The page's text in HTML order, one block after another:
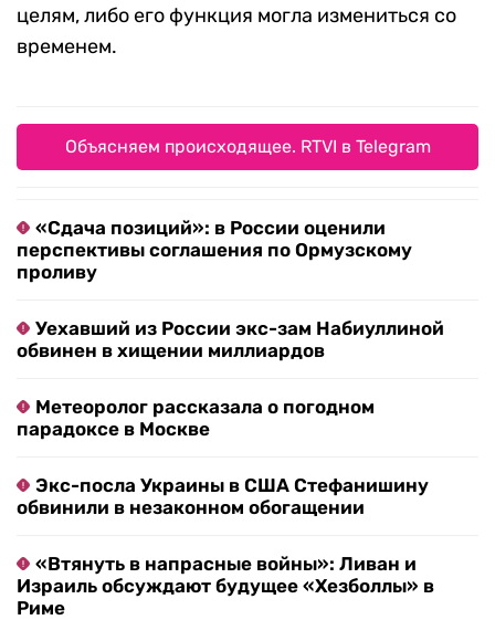
целям, либо его функция могла измениться со
временем.
Объясняем происходящее. RTVI в Telegram
«Сдача позиций»: в России оценили
перспективы соглашения по Ормузскому
проливу
Уехавший из России экс-зам Набиуллиной
обвинен в хищении миллиардов
Метеоролог рассказала о погодном
парадоксе в Москве
Экс-посла Украины в США Стефанишину
обвинили в незаконном обогащении
«Втянуть в напрасные войны»: Ливан и
Израиль обсуждают будущее «Хезболлы» в
Риме